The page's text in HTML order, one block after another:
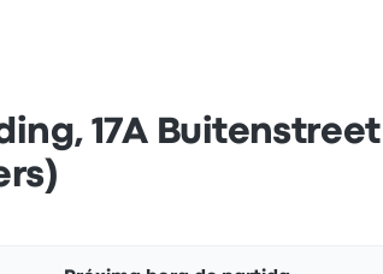
17A